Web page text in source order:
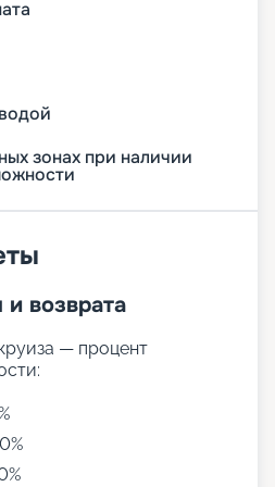
зонах при наличии
возврата
— процент